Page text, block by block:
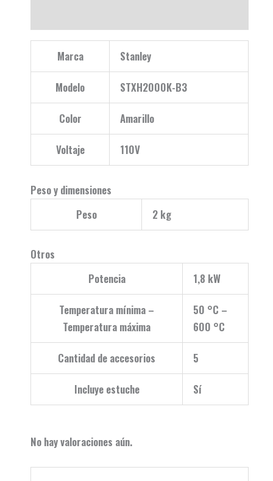
Marca Stanley
Modelo STXH2000K-B3
Color Amarillo
Voltaje 110V
Peso y dimensiones
Peso
2 kg
Otros
Potencia
1,8 kW
Temperatura mínima –
Temperatura máxima
50 °C –
600 °C
Cantidad de accesorios 5
Incluye estuche Sí
No hay valoraciones aún.